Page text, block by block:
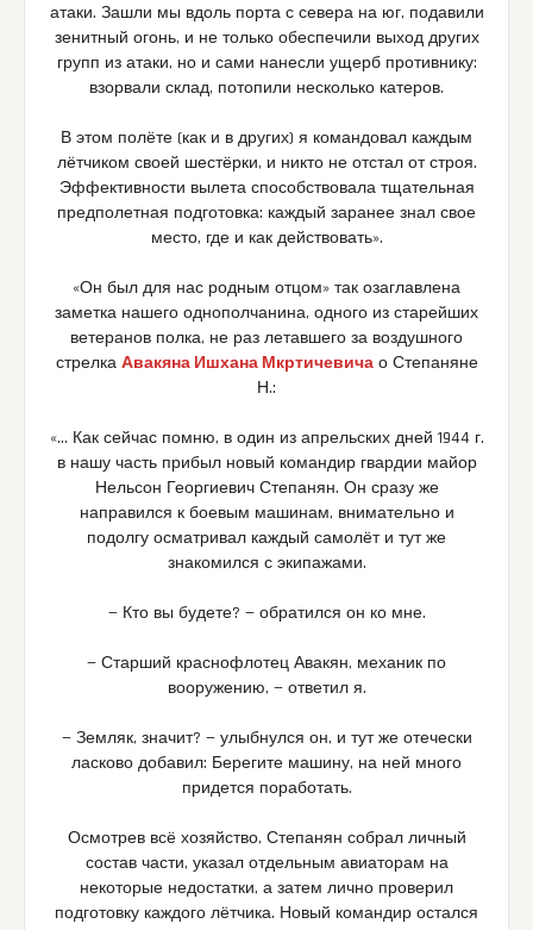
атаки. Зашли мы вдоль порта с севера на юг, подавили
зенитный огонь, и не только обеспечили выход других
групп из атаки, но и сами нанесли ущерб противнику:
взорвали склад, потопили несколько катеров.
В этом полёте (как и в других) я командовал каждым
лётчиком своей шестёрки, и никто не отстал от строя.
Эффективности вылета способствовала тщательная
предполетная подготовка: каждый заранее знал свое
место, где и как действовать».
«Он был для нас родным отцом» так озаглавлена
заметка нашего однополчанина, одного из старейших
ветеранов полка, не раз летавшего за воздушного
стрелка Авакяна Ишхана Мкртичевичао Степаняне
Н.:
«… Как сейчас помню, в один из апрельских дней 1944 г.
в нашу часть прибыл новый командир гвардии майор
Нельсон Георгиевич Степанян. Он сразу же
направился к боевым машинам, внимательно и
подолгу осматривал каждый самолёт и тут же
знакомился с экипажами.
— Кто вы будете? — обратился он ко мне.
— Старший краснофлотец Авакян, механик по
вооружению, — ответил я.
— Земляк, значит? — улыбнулся он, и тут же отечески
ласково добавил: Берегите машину, на ней много
придется поработать.
Осмотрев всё хозяйство, Степанян собрал личный
состав части, указал отдельным авиаторам на
некоторые недостатки, а затем лично проверил
подготовку каждого лётчика. Новый командир остался